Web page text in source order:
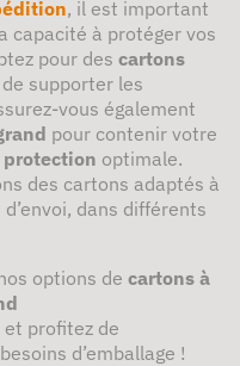
, il est important
capacité à protéger vos
pour des cartons
supporter les
vous également
pour contenir votre
protection optimale.
des cartons adaptés à
d’envoi, dans différents
options de cartons à
et profitez de
d’emballage !